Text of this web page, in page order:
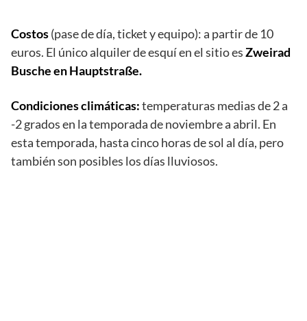
Costos(pase de día, ticket y equipo): a partir de 10
euros. El único alquiler de esquí en el sitio esZweirad
Busche en Hauptstraße.
Condiciones climáticas:temperaturas medias de 2 a
-2 grados en la temporada de noviembre a abril. En
esta temporada, hasta cinco horas de sol al día, pero
también son posibles los días lluviosos.